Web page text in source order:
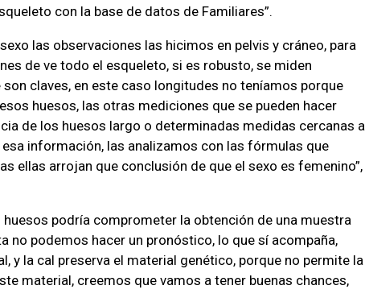
con la base de datos de Familiares”.
las observaciones las hicimos en pelvis y cráneo, para
de ve todo el esqueleto, si es robusto, se miden
claves, en este caso longitudes no teníamos porque
huesos, las otras mediciones que se pueden hacer
de los huesos largo o determinadas medidas cercanas a
información, las analizamos con las fórmulas que
ellas arrojan que conclusión de que el sexo es femenino”,
podría comprometer la obtención de una muestra
no podemos hacer un pronóstico, lo que sí acompaña,
y la cal preserva el material genético, porque no permite la
material, creemos que vamos a tener buenas chances,